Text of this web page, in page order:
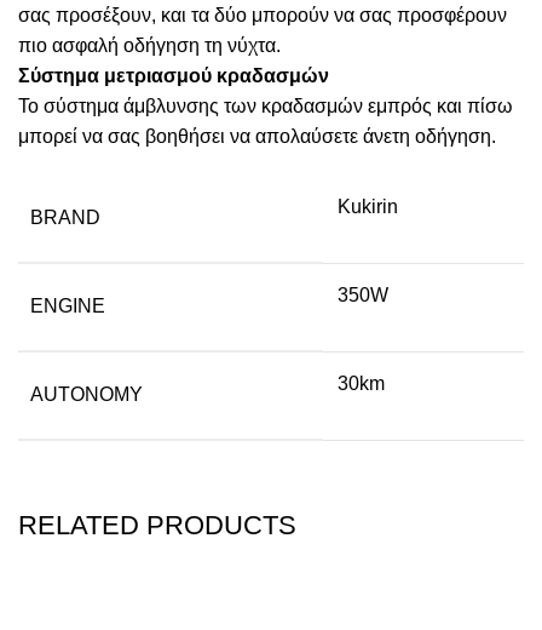
σας προσέξουν, και τα δύο μπορούν να σας προσφέρουν
πιο ασφαλή οδήγηση τη νύχτα.
Σύστημα μετριασμού κραδασμών
Το σύστημα άμβλυνσης των κραδασμών εμπρός και πίσω
μπορεί να σας βοηθήσει να απολαύσετε άνετη οδήγηση.
BRAND
Kukirin
ENGINE
350W
AUTONOMY
30km
RELATED PRODUCTS